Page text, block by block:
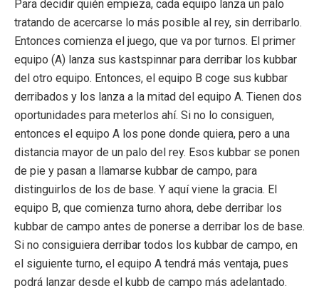
Para decidir quién empieza, cada equipo lanza un palo
tratando de acercarse lo más posible al rey, sin derribarlo.
Entonces comienza el juego, que va por turnos. El primer
equipo (A) lanza sus kastspinnar para derribar los kubbar
del otro equipo. Entonces, el equipo B coge sus kubbar
derribados y los lanza a la mitad del equipo A. Tienen dos
oportunidades para meterlos ahí. Si no lo consiguen,
entonces el equipo A los pone donde quiera, pero a una
distancia mayor de un palo del rey. Esos kubbar se ponen
de pie y pasan a llamarse kubbar de campo, para
distinguirlos de los de base. Y aquí viene la gracia. El
equipo B, que comienza turno ahora, debe derribar los
kubbar de campo antes de ponerse a derribar los de base.
Si no consiguiera derribar todos los kubbar de campo, en
el siguiente turno, el equipo A tendrá más ventaja, pues
podrá lanzar desde el kubb de campo más adelantado.